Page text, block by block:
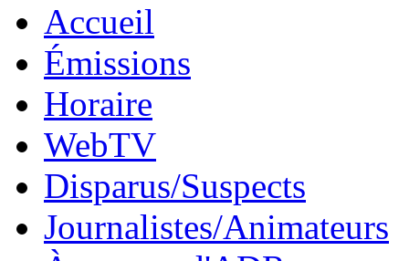
Accueil
Émissions
Horaire
WebTV
Disparus/Suspects
Journalistes/Animateurs